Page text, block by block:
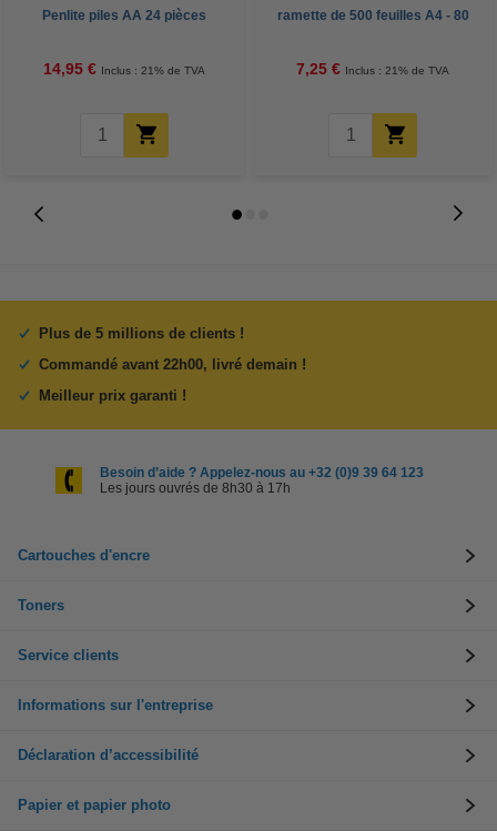
Penlite piles AA 24 pièces
14,95 € Inclus : 21% de TVA
ramette de 500 feuilles A4 - 80
7,25 € Inclus : 21% de TVA
Plus de 5 millions de clients !
Commandé avant 22h00, livré demain !
Meilleur prix garanti !
Besoin d’aide ? Appelez-nous au +32 (0)9 39 64 123
Les jours ouvrés de 8h30 à 17h
Cartouches d'encre
Toners
Service clients
Informations sur l'entreprise
Déclaration d’accessibilité
Papier et papier photo